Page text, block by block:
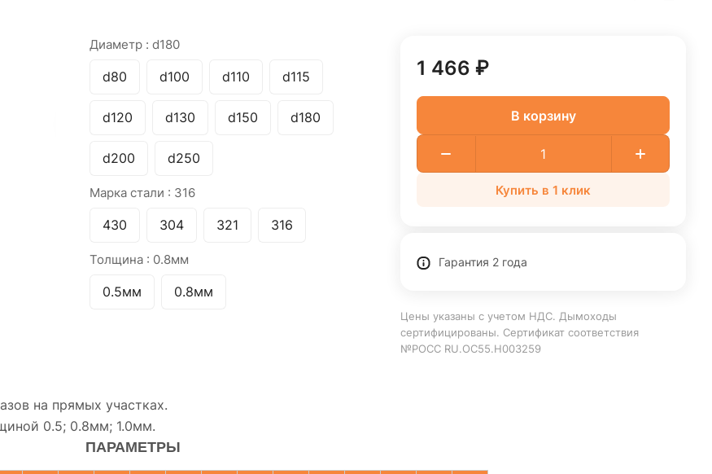
Диаметр : d180
d80 d100 d110 d115
d120 d130 d150 d180
d200 d250
Марка стали : 316
430 304 321 316
Толщина : 0.8мм
0.5мм 0.8мм
1 466 ₽
В корзину
Купить в 1 клик
Гарантия 2 года
Цены указаны с учетом НДС. Дымоходы
сертифицированы. Сертификат соответствия
№РОСС RU.ОС55.Н003259
на прямых участках.
0.5; 0.8мм; 1.0мм.
ПАРАМЕТРЫ